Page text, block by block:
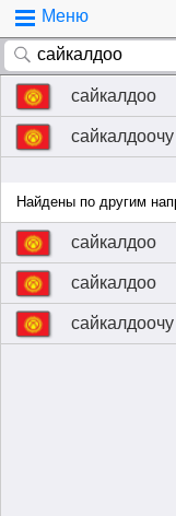
Меню
сайкалдоо
сайкалдоочу
Найдены по другим
сайкалдоо
сайкалдоо
сайкалдоочу